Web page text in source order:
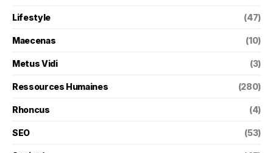
Lifestyle (47)
Maecenas (10)
Metus Vidi (3)
Ressources Humaines (280)
Rhoncus (4)
SEO (53)